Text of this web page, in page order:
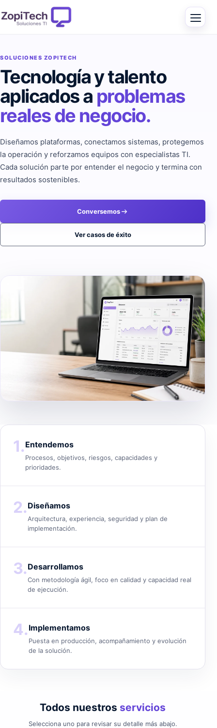
SOLUCIONES ZOPITECH
Tecnología y talento
aplicados a problemas
reales de negocio.
Diseñamos plataformas, conectamos sistemas, protegemos
la operación y reforzamos equipos con especialistas TI.
Cada solución parte por entender el negocio y termina con
resultados sostenibles.
Conversemos
Ver casos de éxito
1. Entendemos
Procesos, objetivos, riesgos, capacidades y
prioridades.
2. Diseñamos
Arquitectura, experiencia, seguridad y plan de
implementación.
3. Desarrollamos
Con metodología ágil, foco en calidad y capacidad real
de ejecución.
4. Implementamos
Puesta en producción, acompañamiento y evolución
de la solución.
Todos nuestros servicios
Selecciona uno para revisar su detalle más abajo.